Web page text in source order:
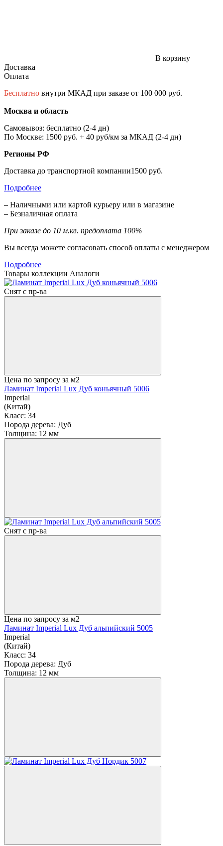
В корзину
Доставка
Оплата
Бесплатно внутри МКАД при заказе от 100 000 руб.
Москва и область
Самовывоз: бесплатно (2-4 дн)
По Москве: 1500 руб. + 40 руб/км за МКАД (2-4 дн)
Регионы РФ
Доставка до транспортной компании1500 руб.
Подробнее
– Наличными или картой курьеру или в магазине
– Безналичная оплата
При заказе до 10 м.кв. предоплата 100%
Вы всегда можете согласовать способ оплаты с менеджером
Подробнее
Товары коллекции Аналоги
Снят с пр-ва
Цена по запросу за м2
Ламинат Imperial Lux Дуб коньячный 5006
Imperial
(Китай)
Класс: 34
Порода дерева: Дуб
Толщина: 12 мм
Снят с пр-ва
Цена по запросу за м2
Ламинат Imperial Lux Дуб альпийский 5005
Imperial
(Китай)
Класс: 34
Порода дерева: Дуб
Толщина: 12 мм